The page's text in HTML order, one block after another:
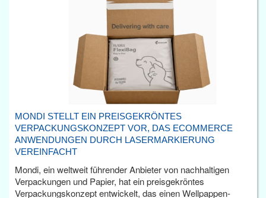
MONDI STELLT EIN PREISGEKRÖNTES
VERPACKUNGSKONZEPT VOR, DAS ECOMMERCE
ANWENDUNGEN DURCH LASERMARKIERUNG
VEREINFACHT
Mondi, ein weltweit führender Anbieter von nachhaltigen
Verpackungen und Papier, hat ein preisgekröntes
Verpackungskonzept entwickelt, das einen Wellpappen-